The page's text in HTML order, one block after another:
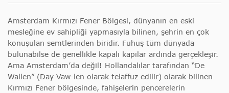
Amsterdam Kırmızı Fener Bölgesi, dünyanın en eski
mesleğine ev sahipliği yapmasıyla bilinen, şehrin en çok
konuşulan semtlerinden biridir. Fuhuş tüm dünyada
bulunabilse de genellikle kapalı kapılar ardında gerçekleşir.
Ama Amsterdam’da değil! Hollandalılar tarafından “De
Wallen” (Day Vaw-len olarak telaffuz edilir) olarak bilinen
Kırmızı Fener bölgesinde, fahişelerin pencerelerin